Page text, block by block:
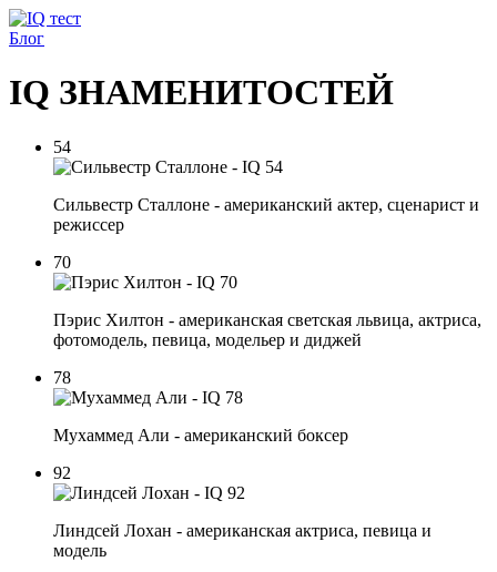
Блог
IQ ЗНАМЕНИТОСТЕЙ
54
Сильвестр Сталлоне - американский актер, сценарист и
режиссер
70
Пэрис Хилтон - американская светская львица, актриса,
фотомодель, певица, модельер и диджей
78
Мухаммед Али - американский боксер
92
Линдсей Лохан - американская актриса, певица и
модель